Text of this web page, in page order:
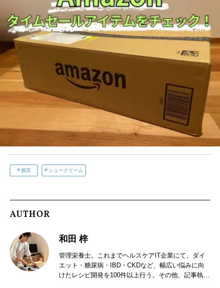
糖質 シュークリーム
AUTHOR
和田 梓
管理栄養士。これまでヘルスケアIT企業にて、ダイ
エット・糖尿病・IBD・CKDなど、幅広い悩みに向
けたレシピ開発を100件以上行う。その他、記事執